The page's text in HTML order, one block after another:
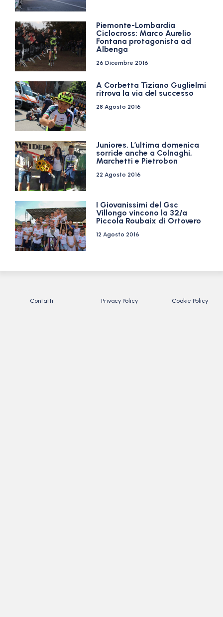
Piemonte-Lombardia
Ciclocross: Marco Aurelio
Fontana protagonista ad
Albenga
26 Dicembre 2016
A Corbetta Tiziano Guglielmi
ritrova la via del successo
28 Agosto 2016
Juniores. L’ultima domenica
sorride anche a Colnaghi,
Marchetti e Pietrobon
22 Agosto 2016
I Giovanissimi del Gsc
Villongo vincono la 32/a
Piccola Roubaix di Ortovero
12 Agosto 2016
Contatti Privacy Policy Cookie Policy